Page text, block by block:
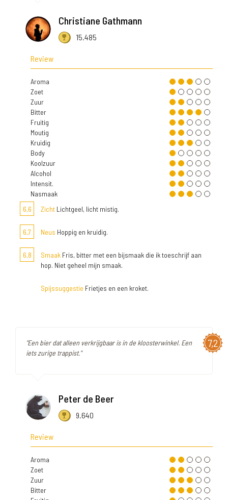
Christiane Gathmann
15.485
Review
Aroma
Zoet
Zuur
Bitter
Fruitig
Moutig
Kruidig
Body
Koolzuur
Alcohol
Intensit.
Nasmaak
6,6
Zicht Lichtgeel, licht mistig.
6,7 Neus Hoppig en kruidig.
6,8 Smaak Fris, bitter met een bijsmaak die ik toeschrijf aan
hop. Niet geheel mijn smaak.
Spijssuggestie Frietjes en een kroket.
7,2
"Een bier dat alleen verkrijgbaar is in de kloosterwinkel. Een
iets zurige trappist."
Peter de Beer
9.640
Review
Aroma
Zoet
Zuur
Bitter